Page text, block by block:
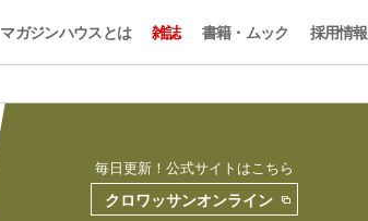
マガジンハウスとは 雑誌 書籍・ムック 採用情報
毎日更新！公式サイトはこちら
クロワッサンオンライン